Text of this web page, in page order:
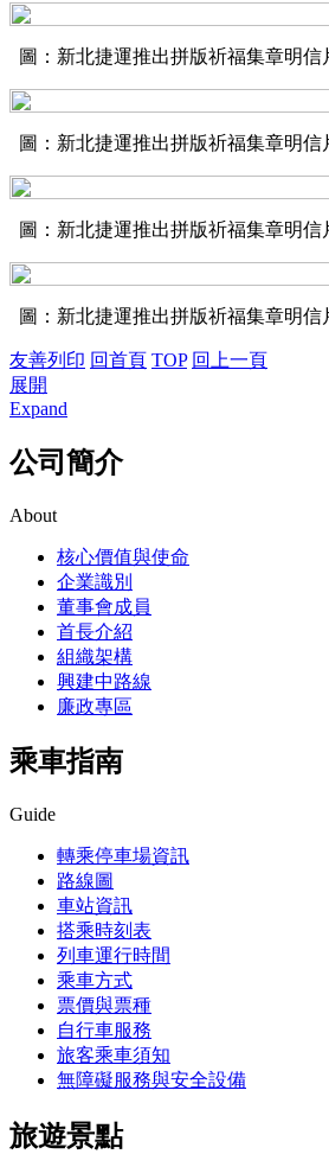
圖：新北捷運推出拼版祈福集章明
圖：新北捷運推出拼版祈福集章明
圖：新北捷運推出拼版祈福集章明
圖：新北捷運推出拼版祈福集章明
友善列印 回首頁 TOP 回上一頁
展開
Expand
公司簡介
About
核心價值與使命
企業識別
董事會成員
首長介紹
組織架構
興建中路線
廉政專區
乘車指南
Guide
轉乘停車場資訊
路線圖
車站資訊
搭乘時刻表
列車運行時間
乘車方式
票價與票種
自行車服務
旅客乘車須知
無障礙服務與安全設備
旅遊景點